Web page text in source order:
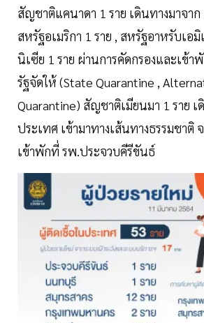
สัญชาติแคนาดา 1 ราย เดินทางมาจา
สหรัฐอเมริกา 1 ราย , สหรัฐอาหรับเอมิ
นิเซีย 1 ราย ผ่านการคัดกรองและเข้
รัฐจัดให้ (State Quarantine ,
Quarantine) สัญชาติเมียนมา 1 ราย เ
ประเทศ เข้ามาทางเส้นทางธรรมชาติ
เข้าพักที่ รพ.ประจวบคีรีขันธ์